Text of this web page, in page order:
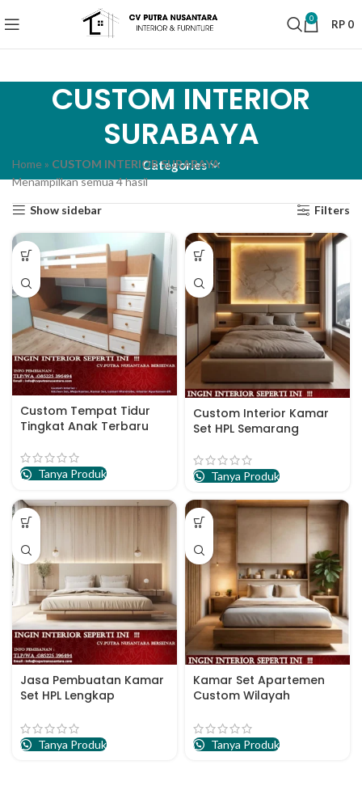
0 RP 0
CUSTOM INTERIOR
SURABAYA
Categories
Home» CUSTOM INTERIOR SURABAYA
Menampilkan semua 4 hasilDiurutkan menurut harga: tinggi ke
Show sidebar Filters
Custom Tempat Tidur
Tingkat Anak Terbaru
Tanya Produk
Custom Interior Kamar
Set HPL Semarang
Tanya Produk
Jasa Pembuatan Kamar
Set HPL Lengkap
Tanya Produk
Kamar Set Apartemen
Custom Wilayah
Tanya Produk